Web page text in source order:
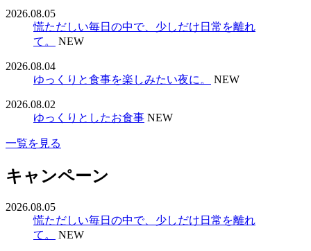
2026.08.05
慌ただしい毎日の中で、少しだけ日常を離れ
て。
NEW
2026.08.04
ゆっくりと食事を楽しみたい夜に。
NEW
2026.08.02
ゆっくりとしたお食事 NEW
一覧を見る
キャンペーン
2026.08.05
慌ただしい毎日の中で、少しだけ日常を離れ
て。
NEW